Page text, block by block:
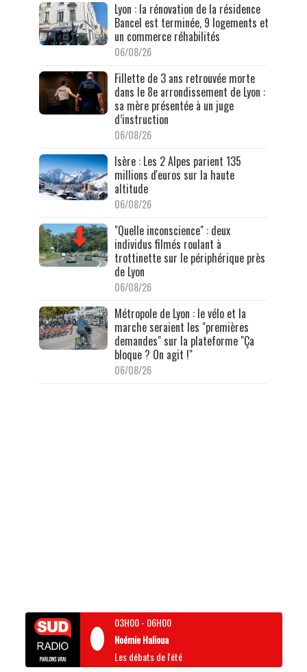
Lyon : la rénovation de la résidence
Bancel est terminée, 9 logements et
un commerce réhabilités
06/08/26
Fillette de 3 ans retrouvée morte
dans le 8e arrondissement de Lyon :
sa mère présentée à un juge
d’instruction
06/08/26
Isère : Les 2 Alpes parient 135
millions d'euros sur la haute
altitude
06/08/26
"Quelle inconscience" : deux
individus filmés roulant à
trottinette sur le périphérique près
de Lyon
06/08/26
Métropole de Lyon : le vélo et la
marche seraient les "premières
demandes" sur la plateforme "Ça
bloque ? On agit !"
06/08/26
03H00- 06H00
Noémie Halioua
Les débats de l'été